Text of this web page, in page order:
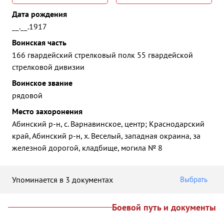
Дата рождения
__.__.1917
Воинская часть
166 гвардейский стрелковый полк 55 гвардейской
стрелковой дивизии
Воинское звание
рядовой
Место захоронения
Абинский р-н, с. Варнавинское, центр; Краснодарский
край, Абинский р-н, х. Веселый, западная окраина, за
железной дорогой, кладбище, могила № 8
Упоминается в 3 документах Выбрать
Боевой путь и документы